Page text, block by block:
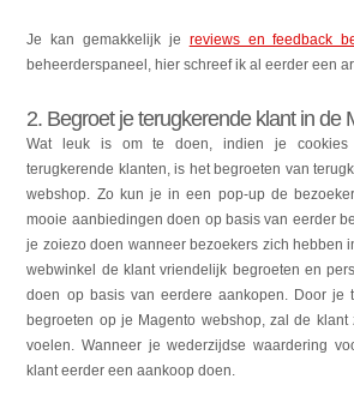
Je kan gemakkelijk je reviews en feedback
beheerderspaneel, hier schreef ik al eerder een
2. Begroet je terugkerende klant in de
Wat leuk is om te doen, indien je cookies
terugkerende klanten, is het begroeten van
webshop. Zo kun je in een pop-up de
mooie aanbiedingen doen op basis van eerder
je zoiezo doen wanneer bezoekers zich hebben
webwinkel de klant vriendelijk begroeten en
doen op basis van eerdere aankopen. Door je
begroeten op je Magento webshop, zal de klant
voelen. Wanneer je wederzijdse waardering
klant eerder een aankoop doen.